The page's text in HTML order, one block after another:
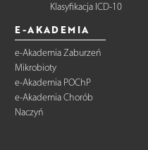
Klasyfikacja ICD-10
E-AKADEMIA
e-Akademia Zaburzeń
Mikrobioty
e-Akademia POChP
e-Akademia Chorób
Naczyń